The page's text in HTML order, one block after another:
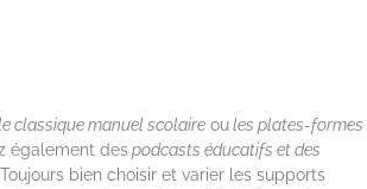
classique manuel scolaire oules plates-formes
également despodcasts éducatifs et des
bien choisir et varier les supports